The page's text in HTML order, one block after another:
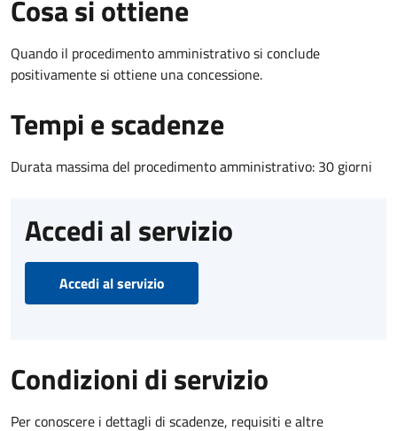
Cosa si ottiene
Quando il procedimento amministrativo si conclude
positivamente si ottiene una concessione.
Tempi e scadenze
Durata massima del procedimento amministrativo: 30 giorni
Accedi al servizio
Accedi al servizio
Condizioni di servizio
Per conoscere i dettagli di scadenze, requisiti e altre